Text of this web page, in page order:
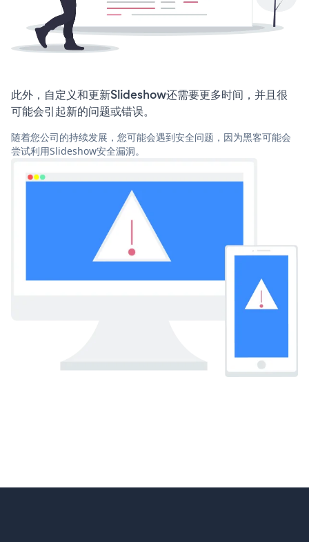
此外，自定义和更新Slideshow还需要更多时间，并且很
可能会引起新的问题或错误。
随着您公司的持续发展，您可能会遇到安全问题，因为黑客可能会
尝试利用Slideshow安全漏洞。